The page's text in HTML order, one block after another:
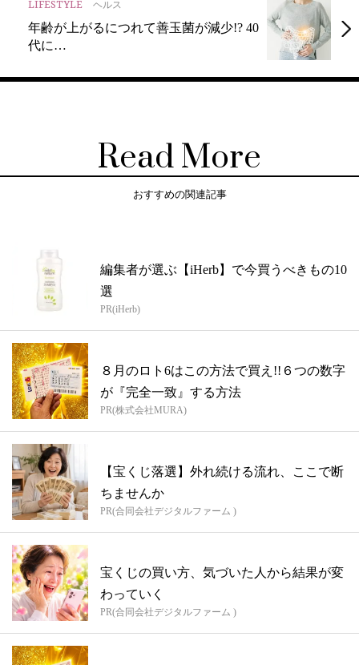
LIFESTYLE ヘルス
年齢が上がるにつれて善玉菌が減少!? 40
代に…
Read More
おすすめの関連記事
編集者が選ぶ【iHerb】で今買うべきもの10
選
PR(iHerb)
８月のロト6はこの方法で買え!!６つの数字
が『完全一致』する方法
PR(株式会社MURA)
【宝くじ落選】外れ続ける流れ、ここで断
ちませんか
PR(合同会社デジタルファーム )
宝くじの買い方、気づいた人から結果が変
わっていく
PR(合同会社デジタルファーム )